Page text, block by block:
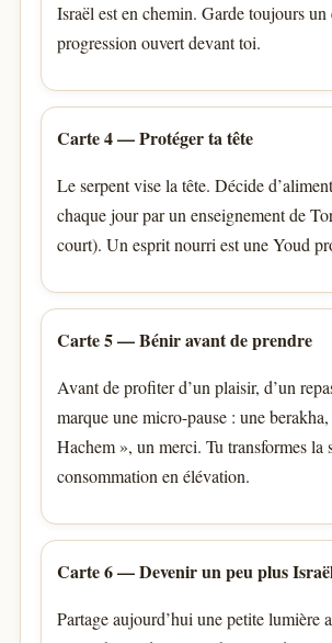
Israël est en chemin. Garde toujours un
progression ouvert devant toi.
Carte 4 — Protéger ta tête
Le serpent vise la tête. Décide
chaque jour par un enseignement de
court). Un esprit nourri est une Youd
Carte 5 — Bénir avant de prendre
Avant de profiter d’un plaisir, d’un
marque une micro-pause : une
Hachem », un merci. Tu transformes la
consommation en élévation.
Carte 6 — Devenir un peu plus
Partage aujourd’hui une petite lumière